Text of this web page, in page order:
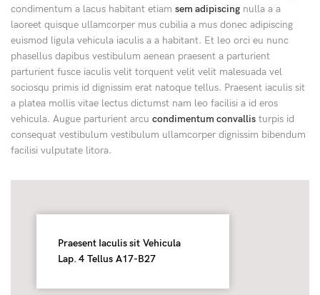
condimentum a lacus habitant etiam sem adipiscing nulla a a
laoreet quisque ullamcorper mus cubilia a mus donec adipiscing
euismod ligula vehicula iaculis a a habitant. Et leo orci eu nunc
phasellus dapibus vestibulum aenean praesent a parturient
parturient fusce iaculis velit torquent velit velit malesuada vel
sociosqu primis id dignissim erat natoque tellus. Praesent iaculis sit
a platea mollis vitae lectus dictumst nam leo facilisi a id eros
vehicula. Augue parturient arcu condimentum convallis turpis id
consequat vestibulum vestibulum ullamcorper dignissim bibendum
facilisi vulputate litora.
Praesent Iaculis sit Vehicula
Lap. 4 Tellus A17-B27